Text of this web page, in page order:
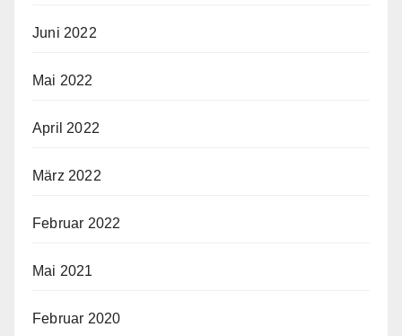
Juni 2022
Mai 2022
April 2022
März 2022
Februar 2022
Mai 2021
Februar 2020